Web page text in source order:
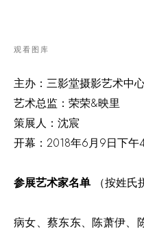
观看图库
主办：三影堂摄影艺术中
艺术总监：荣荣&映里
策展人：沈宸
开幕：2018年6月9日下午
参展艺术家名单 （按姓氏
病女、蔡东东、陈萧伊、